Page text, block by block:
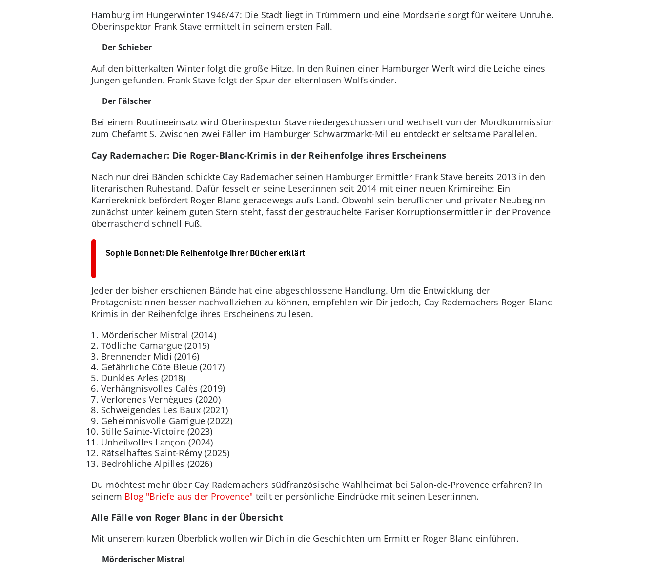
Hamburg im Hungerwinter 1946/47: Die Stadt liegt in Trümmern und eine Mordserie sorgt für weitere Unruhe.
Oberinspektor Frank Stave ermittelt in seinem ersten Fall.
Der Schieber
Auf den bitterkalten Winter folgt die große Hitze. In den Ruinen einer Hamburger Werft wird die Leiche eines
Jungen gefunden. Frank Stave folgt der Spur der elternlosen Wolfskinder.
Der Fälscher
Bei einem Routineeinsatz wird Oberinspektor Stave niedergeschossen und wechselt von der Mordkommission
zum Chefamt S. Zwischen zwei Fällen im Hamburger Schwarzmarkt-Milieu entdeckt er seltsame Parallelen.
Cay Rademacher: Die Roger-Blanc-Krimis in der Reihenfolge ihres Erscheinens
Nach nur drei Bänden schickte Cay Rademacher seinen Hamburger Ermittler Frank Stave bereits 2013 in den
literarischen Ruhestand. Dafür fesselt er seine Leser:innen seit 2014 mit einer neuen Krimireihe: Ein
Karriereknick befördert Roger Blanc geradewegs aufs Land. Obwohl sein beruflicher und privater Neubeginn
zunächst unter keinem guten Stern steht, fasst der gestrauchelte Pariser Korruptionsermittler in der Provence
überraschend schnell Fuß.
Sophie Bonnet: Die Reihenfolge ihrer Bücher erklärt
Jeder der bisher erschienen Bände hat eine abgeschlossene Handlung. Um die Entwicklung der
Protagonist:innen besser nachvollziehen zu können, empfehlen wir Dir jedoch, Cay Rademachers Roger-Blanc-
Krimis in der Reihenfolge ihres Erscheinens zu lesen.
Mörderischer Mistral (2014)
Tödliche Camargue (2015)
Brennender Midi (2016)
Gefährliche Côte Bleue (2017)
Dunkles Arles (2018)
Verhängnisvolles Calès (2019)
Verlorenes Vernègues (2020)
Schweigendes Les Baux (2021)
Geheimnisvolle Garrigue (2022)
Stille Sainte-Victoire (2023)
Unheilvolles Lançon (2024)
Rätselhaftes Saint-Rémy (2025)
Bedrohliche Alpilles (2026)
Du möchtest mehr über Cay Rademachers südfranzösische Wahlheimat bei Salon-de-Provence erfahren? In
seinem Blog "Briefe aus der Provence" teilt er persönliche Eindrücke mit seinen Leser:innen.
Alle Fälle von Roger Blanc in der Übersicht
Mit unserem kurzen Überblick wollen wir Dich in die Geschichten um Ermittler Roger Blanc einführen.
Mörderischer Mistral